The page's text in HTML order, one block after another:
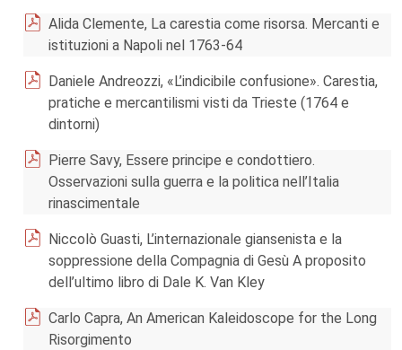
Alida Clemente, La carestia come risorsa. Mercanti e
istituzioni a Napoli nel 1763-64
Daniele Andreozzi, «L’indicibile confusione». Carestia,
pratiche e mercantilismi visti da Trieste (1764 e
dintorni)
Pierre Savy, Essere principe e condottiero.
Osservazioni sulla guerra e la politica nell’Italia
rinascimentale
Niccolò Guasti, L’internazionale giansenista e la
soppressione della Compagnia di Gesù A proposito
dell’ultimo libro di Dale K. Van Kley
Carlo Capra, An American Kaleidoscope for the Long
Risorgimento